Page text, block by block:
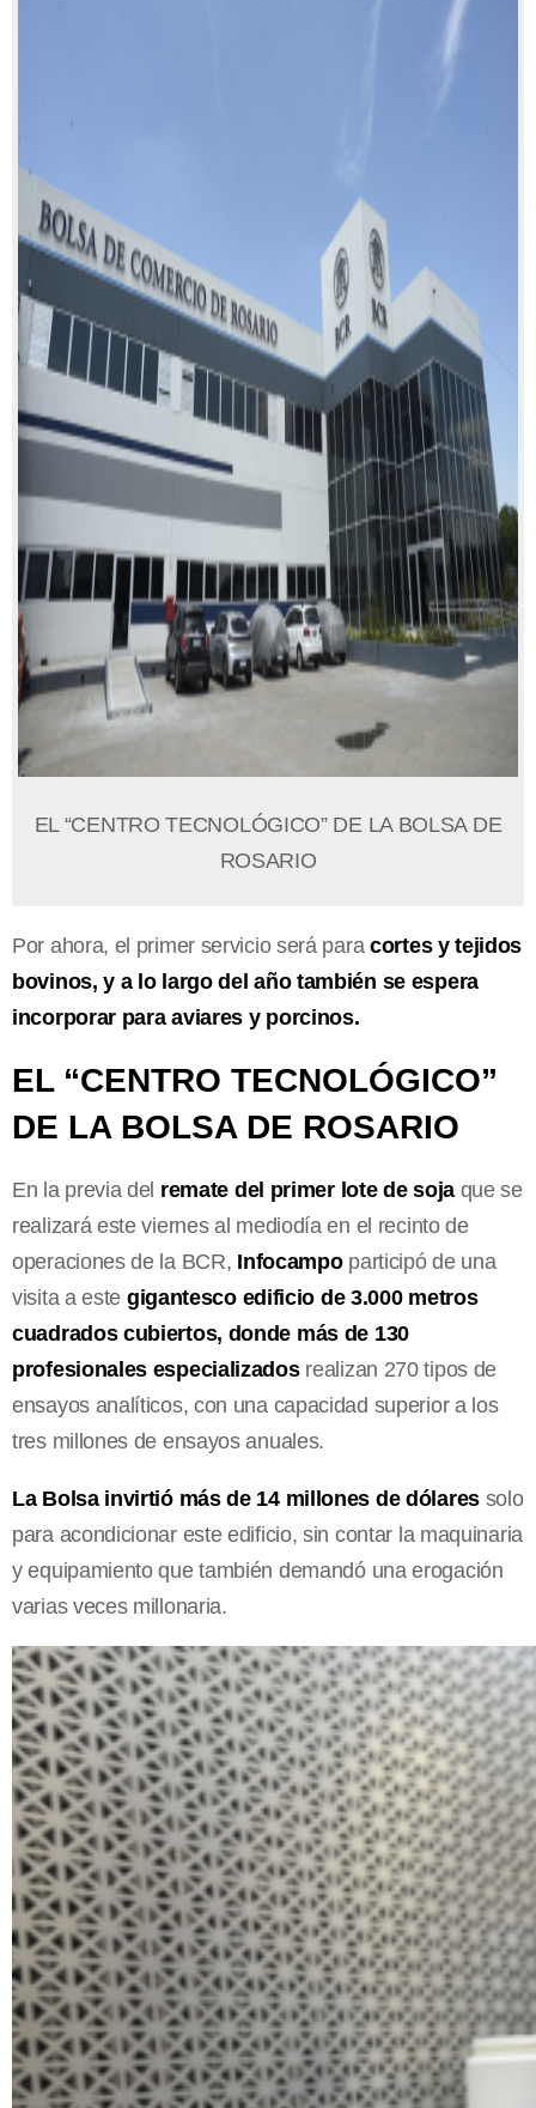
EL “CENTRO TECNOLÓGICO” DE LA BOLSA DE
ROSARIO
Por ahora, el primer servicio será para cortes y tejidos
bovinos, y a lo largo del año también se espera
incorporar para aviares y porcinos.
EL “CENTRO TECNOLÓGICO”
DE LA BOLSA DE ROSARIO
En la previa del remate del primer lote de sojaque se
realizará este viernes al mediodía en el recinto de
operaciones de la BCR, Infocampoparticipó de una
visita a este gigantesco edificio de 3.000 metros
cuadrados cubiertos, donde más de 130
profesionales especializadosrealizan 270 tipos de
ensayos analíticos, con una capacidad superior a los
tres millones de ensayos anuales.
La Bolsa invirtió más de 14 millones de dólaressolo
para acondicionar este edificio, sin contar la maquinaria
y equipamiento que también demandó una erogación
varias veces millonaria.